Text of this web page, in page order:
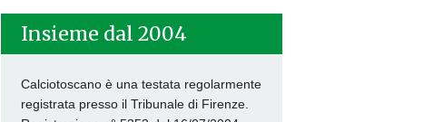
Insieme dal 2004
Calciotoscano è una testata regolarmente
registrata presso il Tribunale di Firenze.